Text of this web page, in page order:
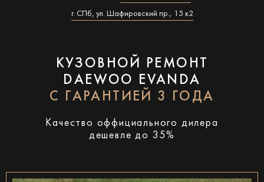
г. СПб, ул. Шафировский пр., 15 к2
КУЗОВНОЙ РЕМОНТ
DAEWOO EVANDA
С ГАРАНТИЕЙ 3 ГОДА
Качество оффициального дилера
дешевле до 35%